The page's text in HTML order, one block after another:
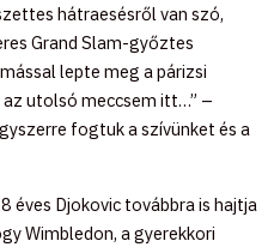
hátraesésről van szó,
Grand Slam-győztes
lepte meg a párizsi
utolsó meccsem itt…” –
fogtuk a szívünket és a
éves Djokovic továbbra is hajtja
Wimbledon, a gyerekkori